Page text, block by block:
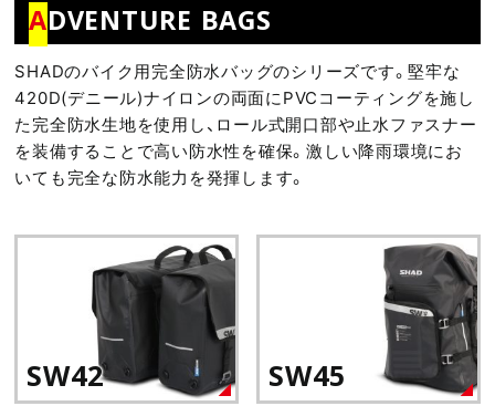
ADVENTURE BAGS
SHADのバイク用完全防水バッグのシリーズです。堅牢な
420D(デニール)ナイロンの両面にPVCコーティングを施し
た完全防水生地を使用し、ロール式開口部や止水ファスナー
を装備することで高い防水性を確保。激しい降雨環境にお
いても完全な防水能力を発揮します。
SW42 SW45